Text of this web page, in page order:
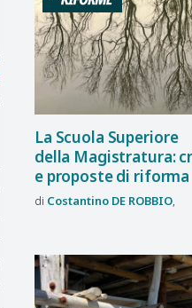
La Scuola Superiore
della Magistratura:
e proposte di riforma
Costantino DE ROBBIO